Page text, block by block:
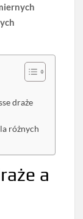
draże
różnych
a